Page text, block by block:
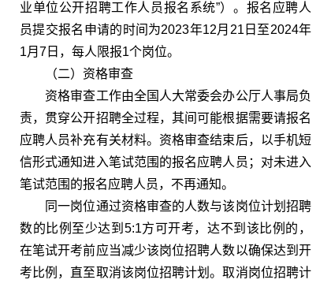
业单位公开招聘工作人员报名系统”）。报名应聘人
员提交报名申请的时间为2023年12月21日至2024年
1月7日，每人限报1个岗位。
（二）资格审查
资格审查工作由全国人大常委会办公厅人事局负
责，贯穿公开招聘全过程，其间可能根据需要请报名
应聘人员补充有关材料。资格审查结束后，以手机短
信形式通知进入笔试范围的报名应聘人员；对未进入
笔试范围的报名应聘人员，不再通知。
同一岗位通过资格审查的人数与该岗位计划招聘
数的比例至少达到5:1方可开考，达不到该比例的，
在笔试开考前应当减少该岗位招聘人数以确保达到开
考比例，直至取消该岗位招聘计划。取消岗位招聘计